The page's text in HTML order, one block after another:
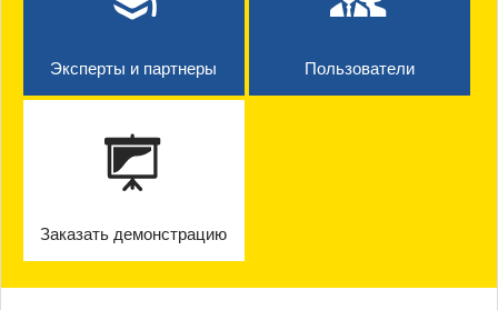
Эксперты и партнеры Пользователи
Заказать демонстрацию